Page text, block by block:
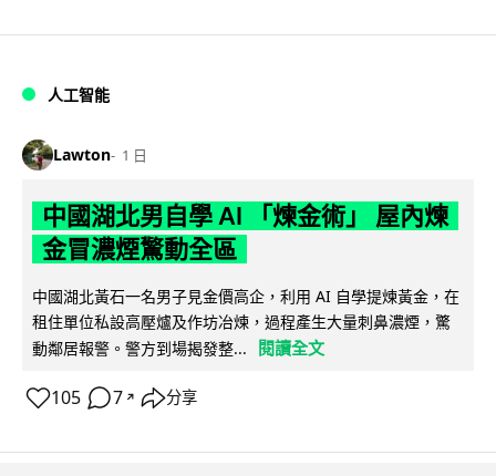
人工智能
Lawton 1 日
中國湖北男自學 AI 「煉金術」 屋內煉
金冒濃煙驚動全區
中國湖北黃石一名男子見金價高企，利用 AI 自學提煉黃金，在
租住單位私設高壓爐及作坊冶煉，過程產生大量刺鼻濃煙，驚
動鄰居報警。警方到場揭發整...
閱讀全文
105 7 ↗ 分享